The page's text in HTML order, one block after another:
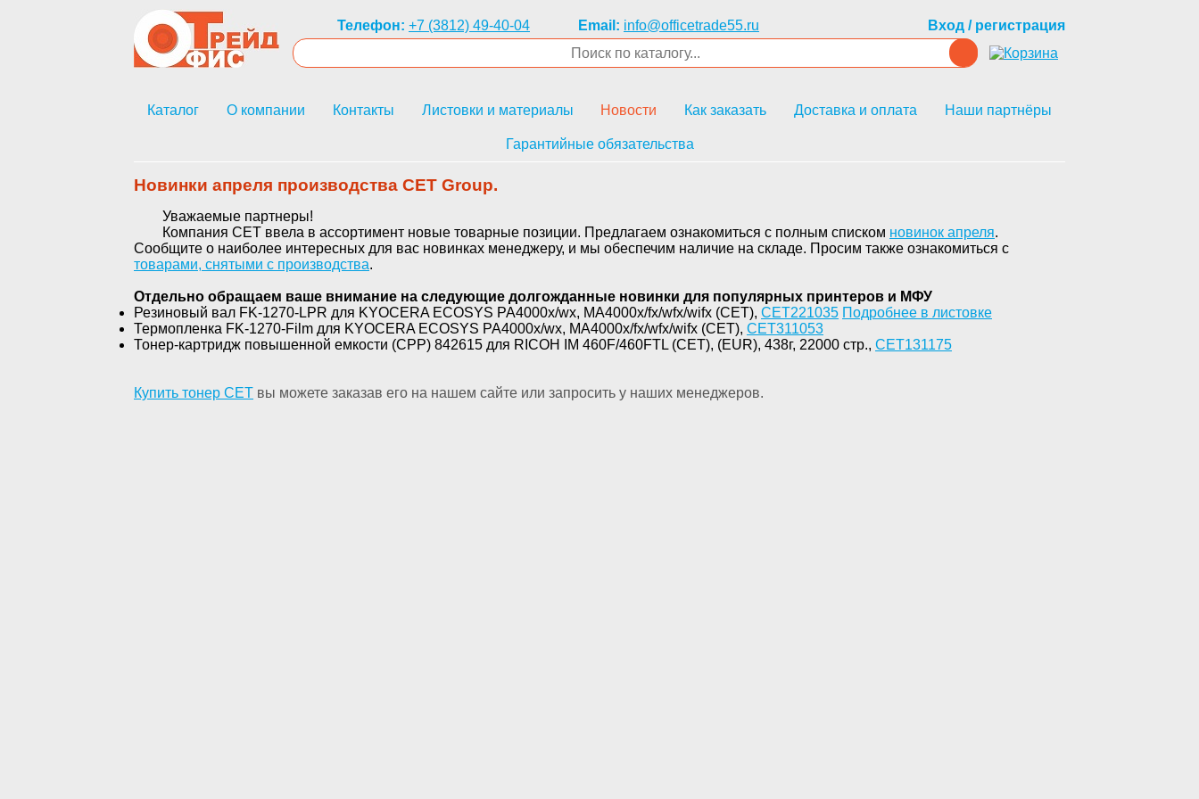
Телефон: +7 (3812) 49-40-04 Email: info@officetrade55.ru Вход / регистрация
Каталог О компании Контакты Листовки и материалы Новости Как заказать Доставка и оплата Наши партнёры
Гарантийные обязательства
Новинки апреля производства CET Group.
Уважаемые партнеры!
Компания CET ввела в ассортимент новые товарные позиции. Предлагаем ознакомиться с полным списком новинок апреля.
Сообщите о наиболее интересных для вас новинках менеджеру, и мы обеспечим наличие на складе. Просим также ознакомиться с
товарами, снятыми с производства.
Отдельно обращаем ваше внимание на следующие долгожданные новинки для популярных принтеров и МФУ
Резиновый вал FK-1270-LPR для KYOCERA ECOSYS PA4000x/wx, MA4000x/fx/wfx/wifx (CET), CET221035 Подробнее в листовке
Термопленка FK-1270-Film для KYOCERA ECOSYS PA4000x/wx, MA4000x/fx/wfx/wifx (CET), CET311053
Тонер-картридж повышенной емкости (CPP) 842615 для RICOH IM 460F/460FTL (CET), (EUR), 438г, 22000 стр., CET131175
Купить тонер СЕТ вы можете заказав его на нашем сайте или запросить у наших менеджеров.